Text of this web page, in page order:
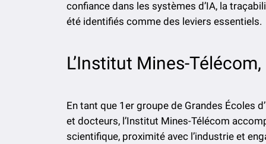
confiance dans les systèmes d’IA, la
été identifiés comme des leviers essentiels.
L’Institut Mines-
En tant que 1er groupe de Grandes Écoles
et docteurs, l’Institut Mines-Télécom
scientifique, proximité avec l’industrie et